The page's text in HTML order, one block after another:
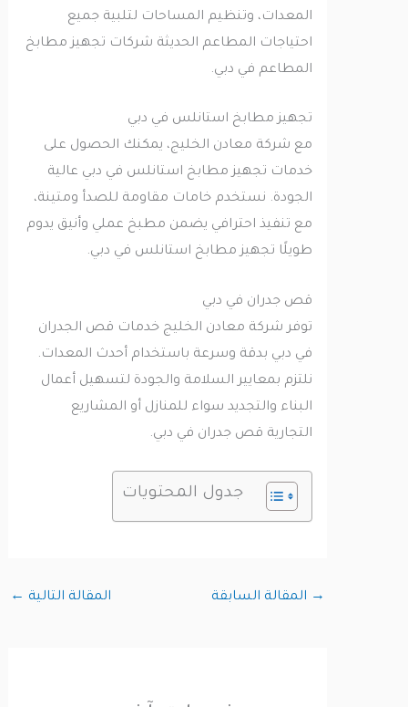
المعدات، وتنظيم المساحات لتلبية جميع
احتياجات المطاعم الحديثة شركات تجهيز مطابخ
المطاعم في دبي.
تجهيز مطابخ استانلس في دبي
مع شركة معادن الخليج، يمكنك الحصول على
خدمات تجهيز مطابخ استانلس في دبي عالية
الجودة. نستخدم خامات مقاومة للصدأ ومتينة،
مع تنفيذ احترافي يضمن مطبخ عملي وأنيق يدوم
طويلًا تجهيز مطابخ استانلس في دبي.
قص جدران في دبي
توفر شركة معادن الخليج خدمات قص الجدران
في دبي بدقة وسرعة باستخدام أحدث المعدات.
نلتزم بمعايير السلامة والجودة لتسهيل أعمال
البناء والتجديد سواء للمنازل أو المشاريع
التجارية قص جدران في دبي.
جدول المحتويات
المقالة السابقة المقالة التالية←